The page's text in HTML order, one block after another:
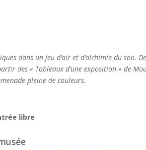
dans un jeu d’air et d’alchimie du son.
des « Tableaux d’une exposition » de
pleine de couleurs.
libre